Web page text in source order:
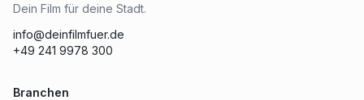
Dein Film für deine Stadt.
info@deinfilmfuer.de
+49 241 9978 300
Branchen